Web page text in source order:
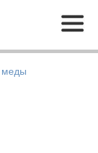
Меню
меды